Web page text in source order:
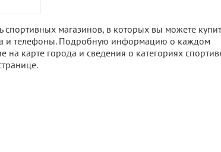
магазинов, в которых вы можете
и телефоны. Подробную информацию о каждом
карте города и сведения о категориях